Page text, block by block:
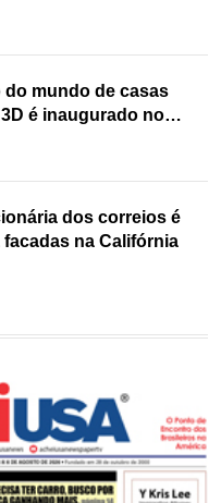
do mundo de casas
é inaugurado no
dos correios é
na Califórnia